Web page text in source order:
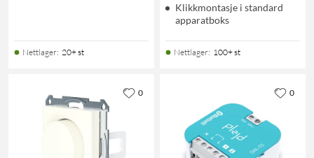
Nettlager: 20+ st
Klikkmontasje i standard
apparatboks
Nettlager: 100+ st
0 0